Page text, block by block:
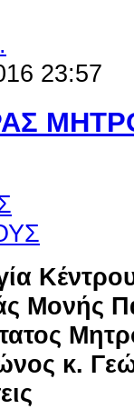
23:57
Μονής
κ.